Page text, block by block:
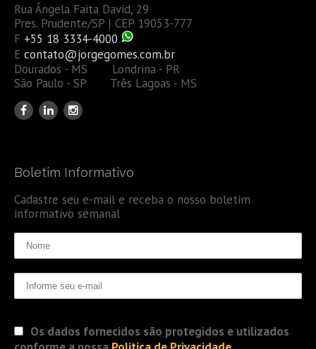
Rua Ângela Faita David, 29
Pres. Prudente/SP | CEP 19053-777
F +55 18 3334-4000
E contato@jorgegomes.com.br
Dourados - MS Londrina - PR
São Paulo - SP Três Lagoas - MS
Boletim Informativo
Cadastre seu e-mail e receba o nosso boletim
informativo semanal
Os dados fornecidos são protegidos e utilizados